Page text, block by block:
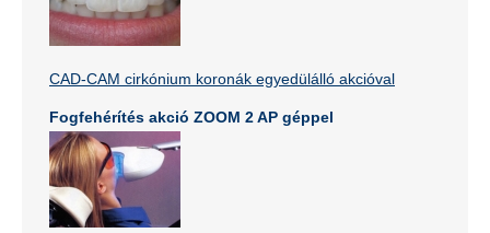
CAD-CAM cirkónium koronák egyedülálló akcióval
Fogfehérítés akció ZOOM 2 AP géppel